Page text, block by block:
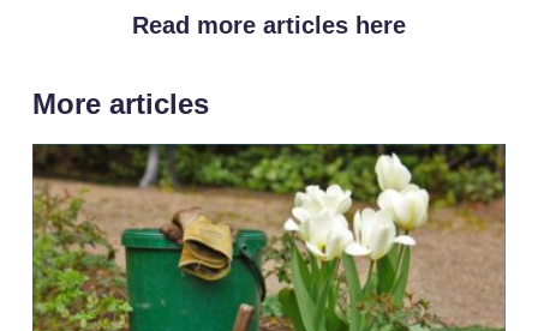
Read more articles here
More articles